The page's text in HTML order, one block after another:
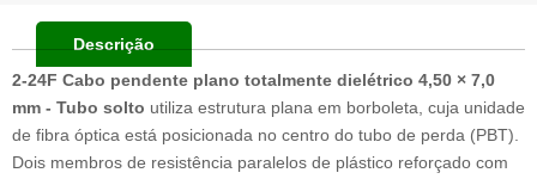
Descrição
2-24F Cabo pendente plano totalmente dielétrico 4,50 × 7,0
mm - Tubo solto utiliza estrutura plana em borboleta, cuja unidade
de fibra óptica está posicionada no centro do tubo de perda (PBT).
Dois membros de resistência paralelos de plástico reforçado com